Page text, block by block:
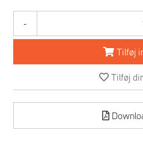
-
Tilføj
Tilføj